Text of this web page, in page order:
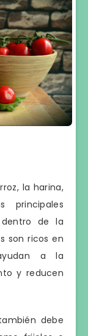
la harina,
dentro de la
son ricos en
a la
y reducen
debe